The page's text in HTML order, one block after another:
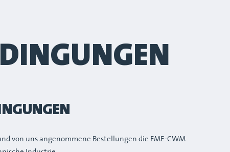
von uns angenommene Bestellungen die FME-CWM